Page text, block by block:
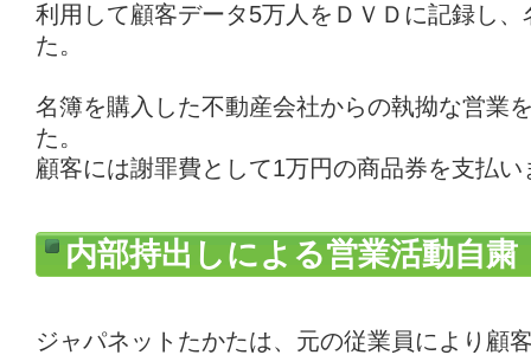
利用して顧客データ5万人をＤＶＤに記録し
た。
名簿を購入した不動産会社からの執拗な営業
た。
顧客には謝罪費として1万円の商品券を支払い
内部持出しによる営業活動自粛
ジャパネットたかたは、元の従業員により顧